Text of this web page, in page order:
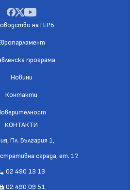
на ГЕРБ
програма
Новини
Контакти
КОНТАКТИ
Пл. България 1,
сграда, ет. 17.
02 490 13 13
02 490 09 51